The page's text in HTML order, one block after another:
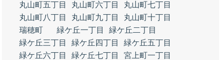
丸山町五丁目
丸山町六丁目
丸山町七丁目
丸山町八丁目
丸山町九丁目
丸山町十丁目
瑞穂町
緑ケ丘一丁目
緑ケ丘二丁目
緑ケ丘三丁目
緑ケ丘四丁目
緑ケ丘五丁目
緑ケ丘六丁目
緑ケ丘七丁目
宮上町一丁目